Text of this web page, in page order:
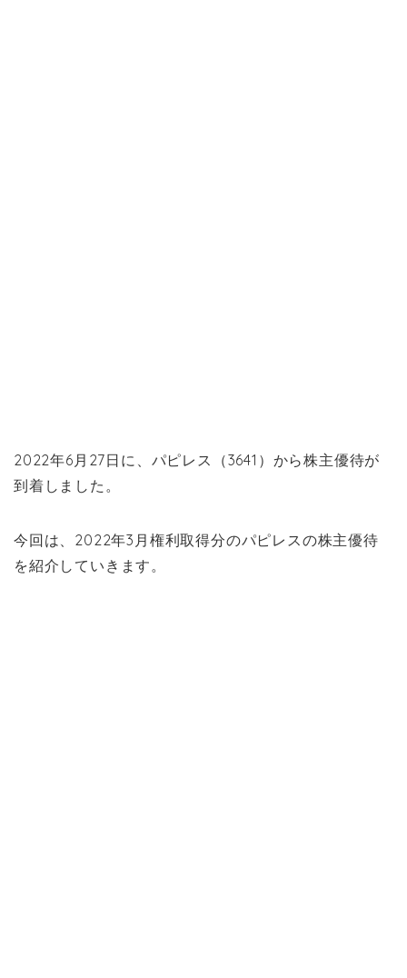
2022年6月27日に、パピレス（3641）から株主優待が
到着しました。
今回は、2022年3月権利取得分のパピレスの株主優待
を紹介していきます。